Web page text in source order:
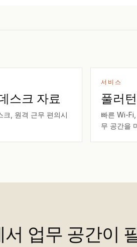
스크 자료
크, 원격 근무 편의시
서비스
풀러
빠른 Wi-
무 공간을
업무 공간이